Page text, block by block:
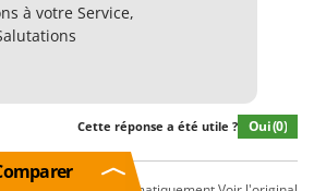
à votre Service,
Cette réponse a été utile ? Oui(0)